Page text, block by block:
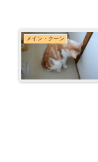
メイン・クーン